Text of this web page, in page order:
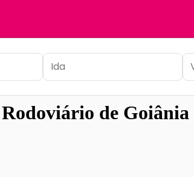
de Goiânia